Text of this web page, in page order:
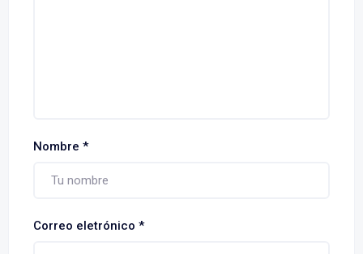
Nombre *
Correo eletrónico *